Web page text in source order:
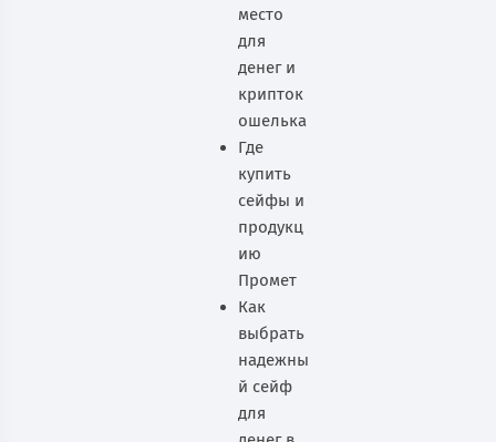
место
для
денег и
крипток
ошелька
Где
купить
сейфы и
продукц
ию
Промет
Как
выбрать
надежны
й сейф
для